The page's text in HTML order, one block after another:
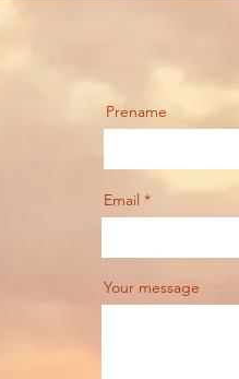
Prename
Email
Your message